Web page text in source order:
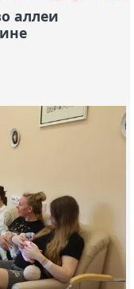
аллеи